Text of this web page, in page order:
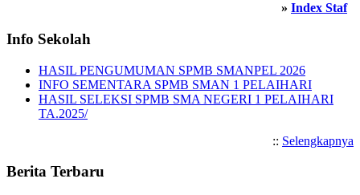
» Index Staf
Info Sekolah
HASIL PENGUMUMAN SPMB SMANPEL 2026
INFO SEMENTARA SPMB SMAN 1 PELAIHARI
HASIL SELEKSI SPMB SMA NEGERI 1 PELAIHARI
TA.2025/
:: Selengkapnya
Berita Terbaru